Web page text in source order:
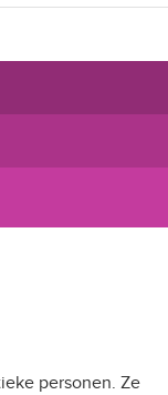
personen. Ze